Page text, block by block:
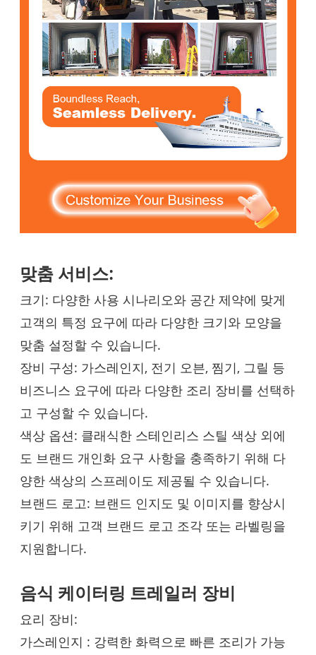
맞춤 서비스:
크기: 다양한 사용 시나리오와 공간 제약에 맞게
고객의 특정 요구에 따라 다양한 크기와 모양을
맞춤 설정할 수 있습니다.
장비 구성: 가스레인지, 전기 오븐, 찜기, 그릴 등
비즈니스 요구에 따라 다양한 조리 장비를 선택하
고 구성할 수 있습니다.
색상 옵션: 클래식한 스테인리스 스틸 색상 외에
도 브랜드 개인화 요구 사항을 충족하기 위해 다
양한 색상의 스프레이도 제공될 수 있습니다.
브랜드 로고: 브랜드 인지도 및 이미지를 향상시
키기 위해 고객 브랜드 로고 조각 또는 라벨링을
지원합니다.
음식 케이터링 트레일러 장비
요리 장비:
가스레인지 : 강력한 화력으로 빠른 조리가 가능